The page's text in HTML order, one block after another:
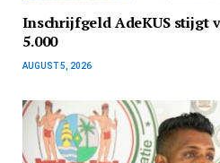
Inschrijfgeld AdeKUS stijgt
5.000
AUGUST 5, 2026